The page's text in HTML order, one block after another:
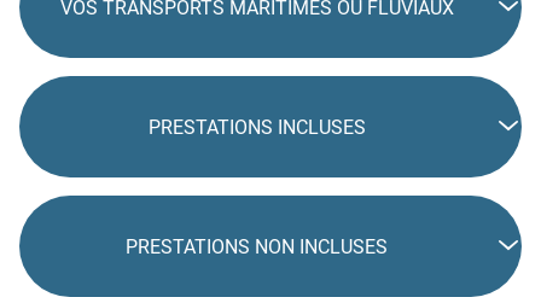
VOS TRANSPORTS MARITIMES OU FLUVIAUX
PRESTATIONS INCLUSES
PRESTATIONS NON INCLUSES